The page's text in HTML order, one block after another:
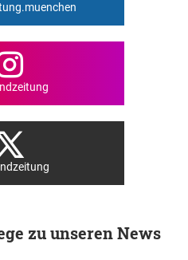
zu unseren News